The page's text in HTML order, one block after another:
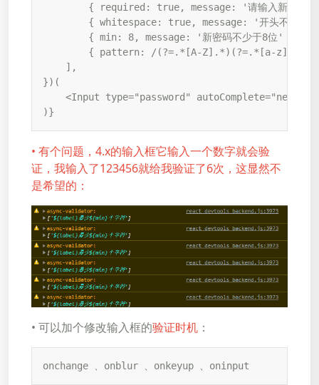
{ required: true, message: '请输入新密码
{ whitespace: true, message: '开头不能为
        { min: 8, message: '新密码不少于8位' },
{ pattern: /(?=.*[A-Z].*)(?=.*[a-
    ],
})(
<Input type="password" autoComplete="new-
)}
• 有个问题，4.x的输入框它输入一个数字就会验
证，我输入了123456就给我验证了6次，这显然不
是希望的：
• 可以加个修改输入框的验证时机 ：
onchange 、onblur 、onkeyup 、oninput